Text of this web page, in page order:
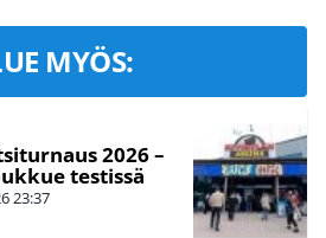
MYÖS:
2026 –
testissä
23:37